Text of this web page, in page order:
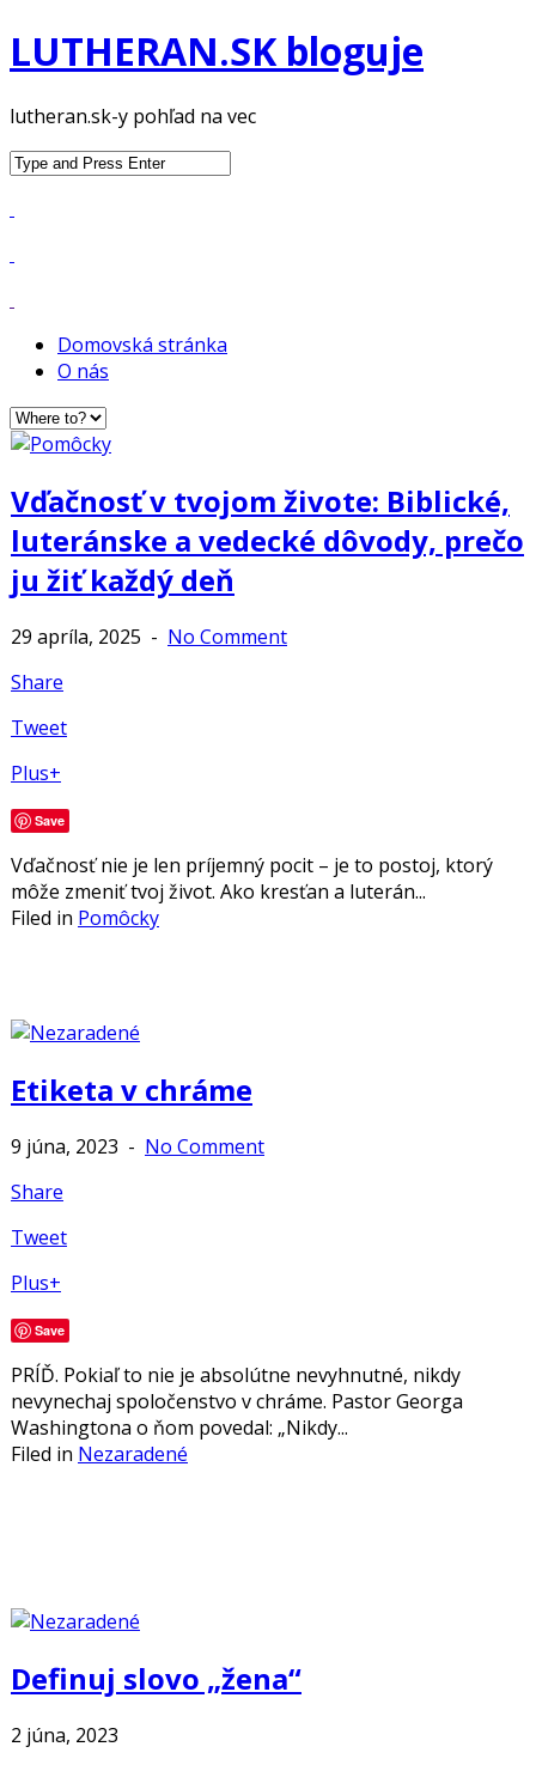
LUTHERAN.SK bloguje
lutheran.sk-y pohľad na vec
Search
Domovská stránka
O nás
Vďačnosť v tvojom živote: Biblické,
luteránske a vedecké dôvody, prečo
ju žiť každý deň
29 apríla, 2025 - No Comment
Share
Tweet
Plus+
Save
Vďačnosť nie je len príjemný pocit – je to postoj, ktorý
môže zmeniť tvoj život. Ako kresťan a luterán...
Filed in Pomôcky
Etiketa v chráme
9 júna, 2023 - No Comment
Share
Tweet
Plus+
Save
PRÍĎ. Pokiaľ to nie je absolútne nevyhnutné, nikdy
nevynechaj spoločenstvo v chráme. Pastor Georga
Washingtona o ňom povedal: „Nikdy...
Filed in Nezaradené
Definuj slovo „žena“
2 júna, 2023